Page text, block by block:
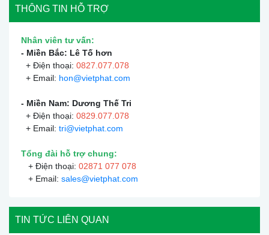
THÔNG TIN HỖ TRỢ
Nhân viên tư vấn:
- Miền Bắc: Lê Tố hơn
+ Điện thoại: 0827.077.078
+ Email: hon@vietphat.com
- Miền Nam: Dương Thế Tri
+ Điện thoại: 0829.077.078
+ Email: tri@vietphat.com
Tổng đài hỗ trợ chung:
+ Điện thoại: 02871 077 078
+ Email: sales@vietphat.com
TIN TỨC LIÊN QUAN